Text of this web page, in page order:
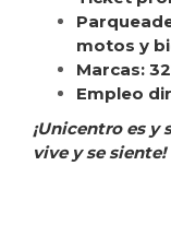
motos y
Marcas:
Empleo
¡Unicentro es y
vive y se siente!